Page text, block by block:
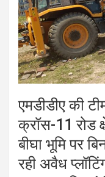
एमडीडीए की
क्रॉस-11 रोड
बीघा भूमि पर
रही अवैध